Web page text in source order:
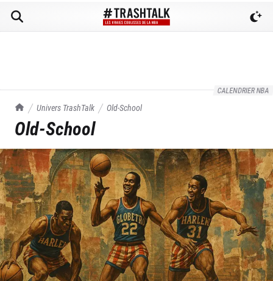
CALENDRIER NBA
TrashTalk Actu NBA
Univers TrashTalk Old-School
Old-School